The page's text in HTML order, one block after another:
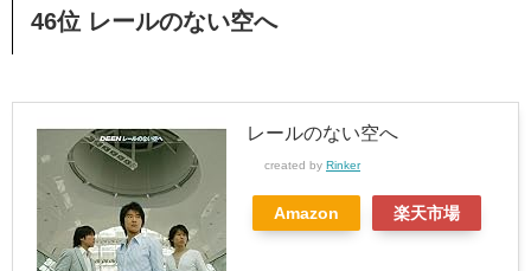
46位 レールのない空へ
レールのない空へ
created by Rinker
Amazon 楽天市場